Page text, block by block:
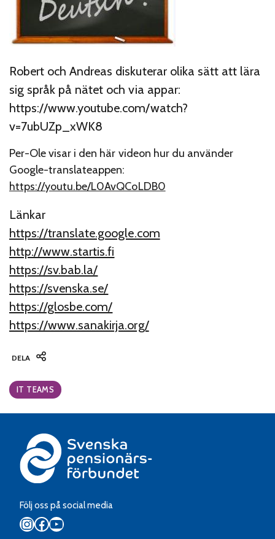
Robert och Andreas diskuterar olika sätt att lära
sig språk på nätet och via appar:
https://www.youtube.com/watch?
v=7ubUZp_xWK8
Per-Ole visar i den här videon hur du använder
Google-translateappen:
https://youtu.be/L0AvQCoLDB0
Länkar
https://translate.google.com
http://www.startis.fi
https://sv.bab.la/
https://svenska.se/
https://glosbe.com/
https://www.sanakirja.org/
DELA
Categories:
IT TEAMS
Följ oss på social media
Instagram
Facebook
YouTube